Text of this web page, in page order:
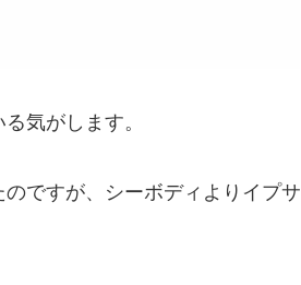
気がします。
ですが、シーボディよりイプサ